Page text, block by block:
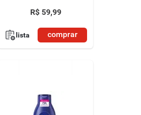
R$ 59,99
lista comprar